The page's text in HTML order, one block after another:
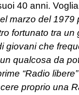
40 anni.
marzo del
fortunato tra
giovani che
qualcosa da
“Radio
proprio una